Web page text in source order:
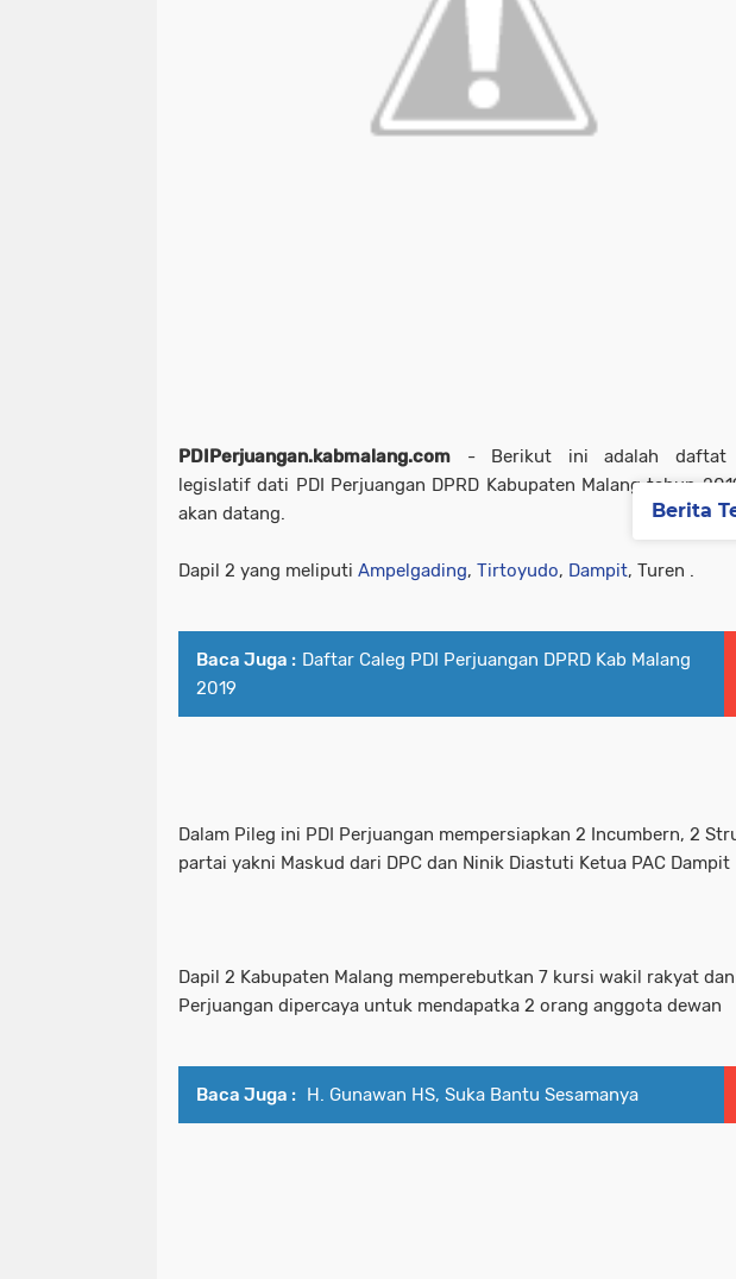
PDIPerjuangan.kabmalang.com - Berikut ini adalah daftat
legislatif dati PDI Perjuangan DPRD Kabupaten Malang tahun
akan datang.
Dapil 2 yang meliputi Ampelgading, Tirtoyudo, Dampit, Turen .
Baca Juga : Daftar Caleg PDI Perjuangan DPRD Kab Malang
2019
Dalam Pileg ini PDI Perjuangan mempersiapkan 2 Incumbern, 2
partai yakni Maskud dari DPC dan Ninik Diastuti Ketua PAC Dampit
Dapil 2 Kabupaten Malang memperebutkan 7 kursi wakil rakyat dan
Perjuangan dipercaya untuk mendapatka 2 orang anggota dewan
Baca Juga : H. Gunawan HS, Suka Bantu Sesamanya
Berita